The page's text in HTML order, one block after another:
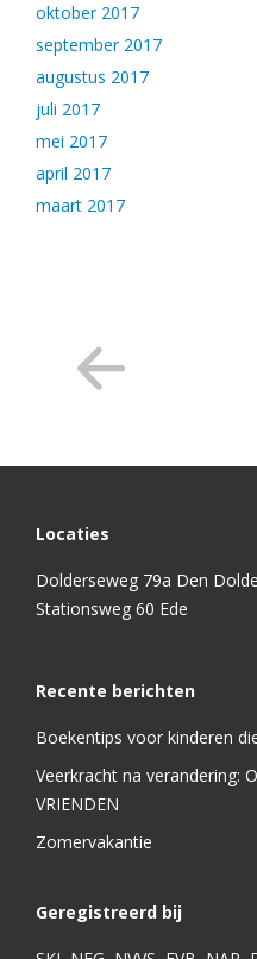
oktober 2017
september 2017
augustus 2017
juli 2017
mei 2017
april 2017
maart 2017
Locaties
Dolderseweg 79a Den
Stationsweg 60 Ede
Recente berichten
Boekentips voor kinderen
Veerkracht na verandering:
VRIENDEN
Zomervakantie
Geregistreerd bij